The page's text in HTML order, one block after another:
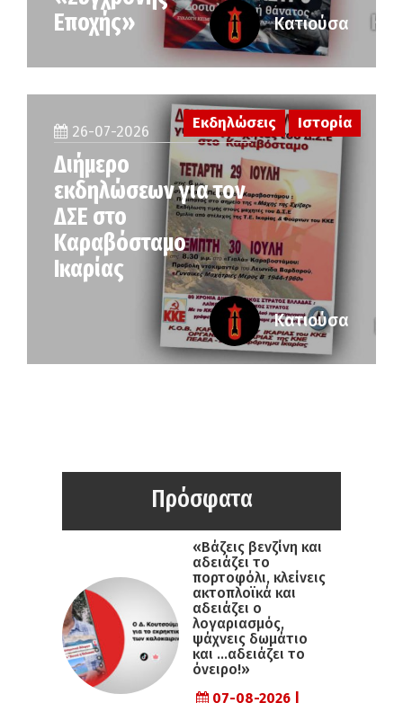
Εποχής»
Κατιούσα
26-07-2026
Διήμερο
εκδηλώσεων για τον
ΔΣΕ στο
Καραβόσταμο
Ικαρίας
Εκδηλώσεις Ιστορία
Κατιούσα
Πρόσφατα
«Βάζεις βενζίνη και
αδειάζει το
πορτοφόλι, κλείνεις
ακτοπλοϊκά και
αδειάζει ο
λογαριασμός,
ψάχνεις δωμάτιο
και …αδειάζει το
όνειρο!»
07-08-2026 |